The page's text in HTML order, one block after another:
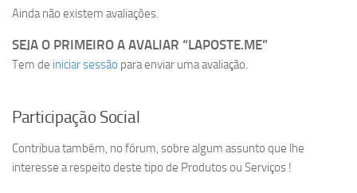
Ainda não existem avaliações.
SEJA O PRIMEIRO A AVALIAR “LAPOSTE.ME”
Tem de iniciar sessão para enviar uma avaliação.
Participação Social
Contribua também, no fórum, sobre algum assunto que lhe
interesse a respeito deste tipo de Produtos ou Serviços !